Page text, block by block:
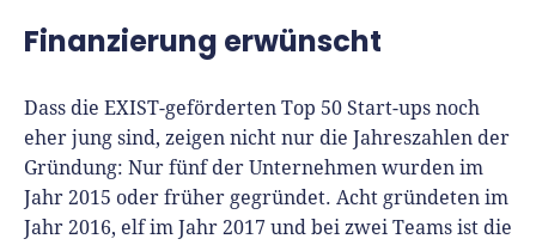
Finanzierung erwünscht
Dass die EXIST-geförderten Top 50 Start-ups noch
eher jung sind, zeigen nicht nur die Jahreszahlen der
Gründung: Nur fünf der Unternehmen wurden im
Jahr 2015 oder früher gegründet. Acht gründeten im
Jahr 2016, elf im Jahr 2017 und bei zwei Teams ist die